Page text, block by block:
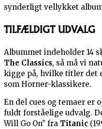
synderligt vellykket
TILFÆLDIGT UDVALG
Albummet indeholder 14
The Classics, så må vi
kigge på, hvilke titler det
som Horner-klassikere.
En del cues og temaer er
fuldt forståelige udvalg.
Will Go On” fra Titanic